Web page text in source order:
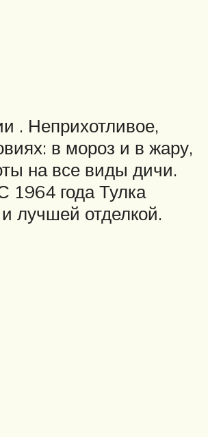
. Неприхотливое,
в мороз и в жару,
на все виды дичи.
1964 года Тулка
лучшей отделкой.